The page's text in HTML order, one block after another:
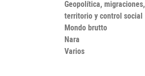
Geopolítica, migraciones,
territorio y control social
Mondo brutto
Nara
Varios